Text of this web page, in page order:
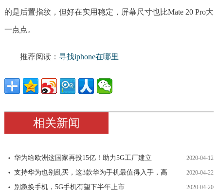
的是后置指纹，但好在实用稳定，屏幕尺寸也比Mate 20 Pro大
一点点。
推荐阅读： 寻找iphone在哪里
相关新闻
华为给欧洲这国家再投15亿！助力5G工厂建立 2020-04-12
支持华为也别乱买，这3款华为手机最值得入手，高 2020-04-22
别急换手机，5G手机有望下半年上市 2020-04-20